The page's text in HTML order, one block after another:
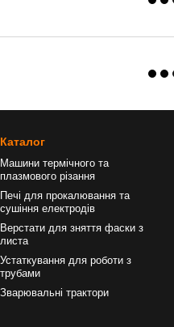
Каталог
Машини термічного та
плазмового різання
Печі для прокалювання та
сушіння електродів
Верстати для зняття фаски з
листа
Устаткування для роботи з
трубами
Зварювальні трактори